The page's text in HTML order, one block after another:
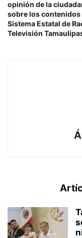
opinión de la
sobre los contenidos
Sistema Estatal de
Televisión